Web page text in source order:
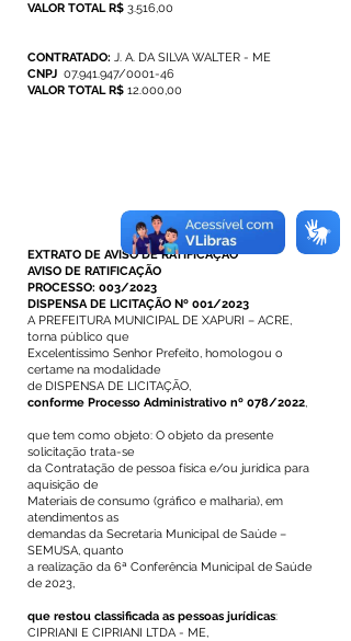
VALOR TOTAL R$ 3.516,00
CONTRATADO: J. A. DA SILVA WALTER - ME
CNPJ 07.941.947/0001-46
VALOR TOTAL R$ 12.000,00
EXTRATO DE AVISO DE RATIFICAÇÃO
AVISO DE RATIFICAÇÃO
PROCESSO: 003/2023
DISPENSA DE LICITAÇÃO Nº 001/2023
A PREFEITURA MUNICIPAL DE XAPURI – ACRE,
torna público que
Excelentíssimo Senhor Prefeito, homologou o
certame na modalidade
de DISPENSA DE LICITAÇÃO,
conforme Processo Administrativo nº 078/2022,
que tem como objeto: O objeto da presente
solicitação trata-se
da Contratação de pessoa física e/ou jurídica para
aquisição de
Materiais de consumo (gráfico e malharia), em
atendimentos as
demandas da Secretaria Municipal de Saúde –
SEMUSA, quanto
a realização da 6ª Conferência Municipal de Saúde
de 2023,
que restou classificada as pessoas jurídicas:
CIPRIANI E CIPRIANI LTDA - ME,